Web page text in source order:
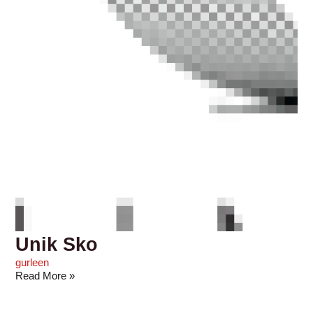
Unik Sko
gurleen
Read More »